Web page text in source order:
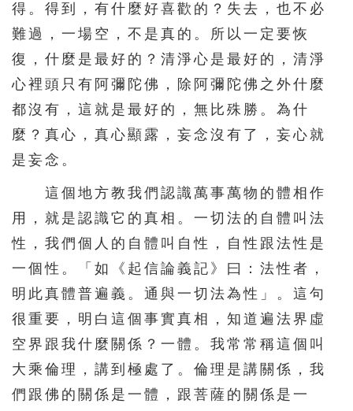
得。得到，有什麼好喜歡的？失去，也不必
難過，一場空，不是真的。所以一定要恢
復，什麼是最好的？清淨心是最好的，清淨
心裡頭只有阿彌陀佛，除阿彌陀佛之外什麼
都沒有，這就是最好的，無比殊勝。為什
麼？真心，真心顯露，妄念沒有了，妄心就
是妄念。
這個地方教我們認識萬事萬物的體相作
用，就是認識它的真相。一切法的自體叫法
性，我們個人的自體叫自性，自性跟法性是
一個性。「如《起信論義記》曰：法性者，
明此真體普遍義。通與一切法為性」。這句
很重要，明白這個事實真相，知道遍法界虛
空界跟我什麼關係？一體。我常常稱這個叫
大乘倫理，講到極處了。倫理是講關係，我
們跟佛的關係是一體，跟菩薩的關係是一